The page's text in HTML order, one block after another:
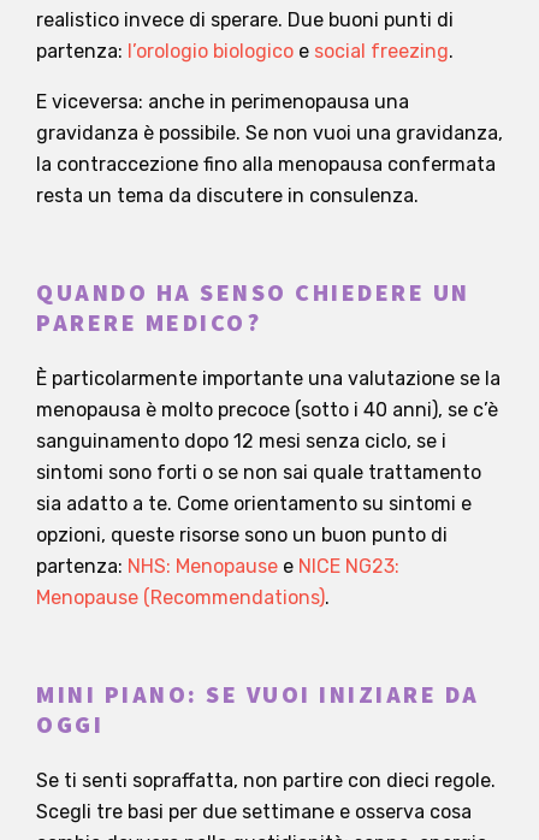
realistico invece di sperare. Due buoni punti di
partenza: l’orologio biologico e social freezing.
E viceversa: anche in perimenopausa una
gravidanza è possibile. Se non vuoi una gravidanza,
la contraccezione fino alla menopausa confermata
resta un tema da discutere in consulenza.
QUANDO HA SENSO CHIEDERE UN
PARERE MEDICO?
È particolarmente importante una valutazione se la
menopausa è molto precoce (sotto i 40 anni), se c’è
sanguinamento dopo 12 mesi senza ciclo, se i
sintomi sono forti o se non sai quale trattamento
sia adatto a te. Come orientamento su sintomi e
opzioni, queste risorse sono un buon punto di
partenza: NHS: Menopause e NICE NG23:
Menopause (Recommendations).
MINI PIANO: SE VUOI INIZIARE DA
OGGI
Se ti senti sopraffatta, non partire con dieci regole.
Scegli tre basi per due settimane e osserva cosa